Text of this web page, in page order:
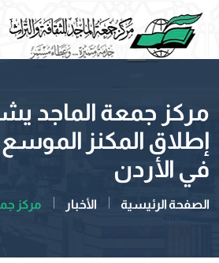
مركز جمعة الماجد
إطلاق المكنز الموسع
في الأردن
الصفحة الرئيسية الأخبار مركز